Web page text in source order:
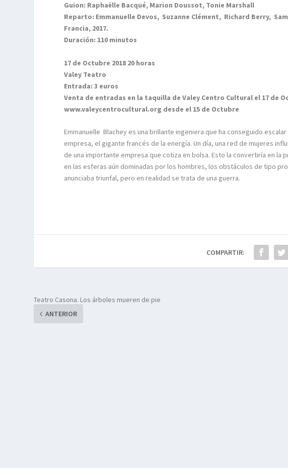
Guion: Raphaëlle Bacqué, Marion Doussot, Tonie Marshall
Reparto: Emmanuelle Devos, Suzanne Clément, Richard Berry,
Francia, 2017.
Duración: 110 minutos
17 de Octubre 2018 20 horas
Valey Teatro
Entrada: 3 euros
Venta de entradas en la taquilla de Valey Centro Cultural el 17 de
www.valeycentrocultural.org desde el 15 de Octubre
Emmanuelle Blachey es una brillante ingeniera que ha conseguido
empresa, el gigante francés de la energía. Un día, una red de mujeres
de una importante empresa que cotiza en bolsa. Esto la convertiría en la
en las esferas aún dominadas por los hombres, los obstáculos de tipo
anunciaba triunfal, pero en realidad se trata de una guerra.
COMPARTIR:
Teatro Casona. Los árboles mueren de pie
ANTERIOR